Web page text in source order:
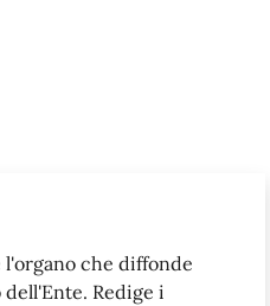
l'organo che diffonde
Redige i